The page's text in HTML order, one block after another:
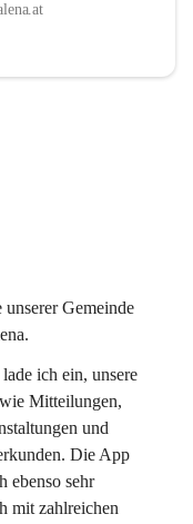
Gemeinde
ich ein, unsere
Mitteilungen,
und
Die App
ebenso sehr
mit zahlreichen